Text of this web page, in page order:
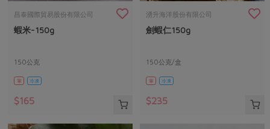
素食專區
高麗菜海鮮煎餅
把最好的台灣味帶回家！
媒體報導
地區活動
昌泰國際貿易股份有限公司
蝦米-150g
150公克
葷 冷凍
$165
湧升海洋股份有限公司
劍蝦仁150g
150公克/盒
葷 冷凍
$235